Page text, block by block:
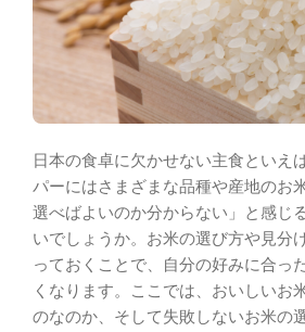
日本の食卓に欠かせない主食といえ
パーにはさまざまな品種や産地のお
選べばよいのか分からない」と感じ
いでしょうか。お米の選び方や見分
っておくことで、自分の好みに合っ
くなります。ここでは、おいしいお
のなのか、そして失敗しないお米の